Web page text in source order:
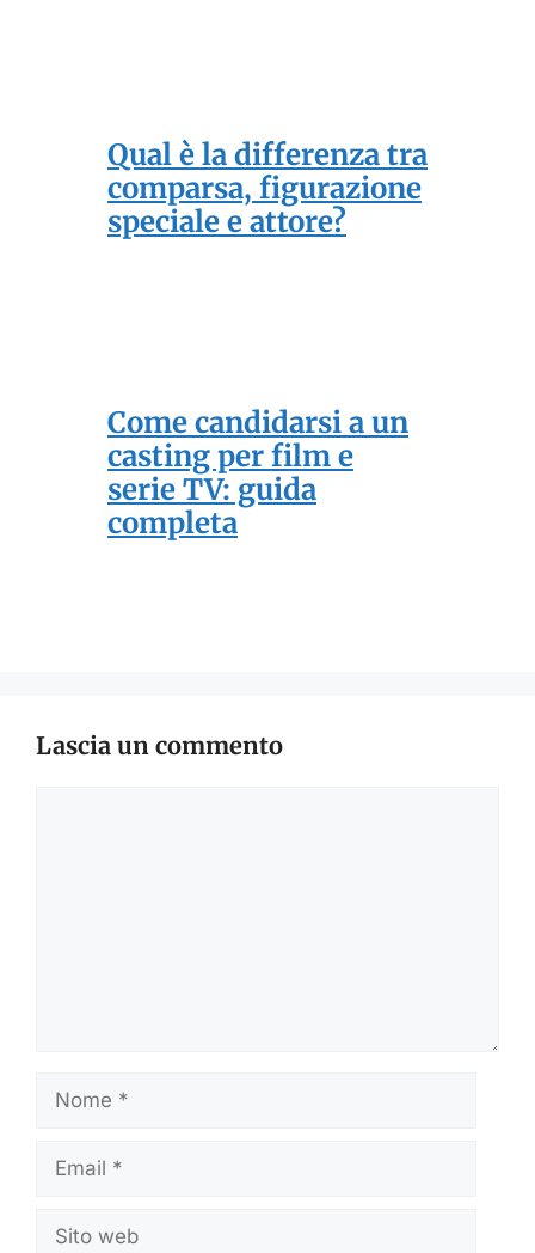
Qual è la differenza tra
comparsa, figurazione
speciale e attore?
Come candidarsi a un
casting per film e
serie TV: guida
completa
Lascia un commento
Nome
Email
Sito